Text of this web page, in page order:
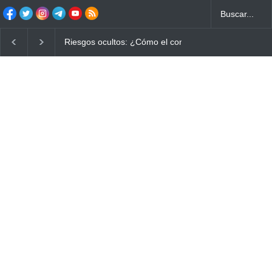
Riesgos ocultos: ¿Cómo el consumo de alimentos quemados